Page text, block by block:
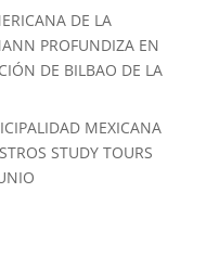
DE LA
PROFUNDIZA EN
DE BILBAO DE LA
MEXICANA
STUDY TOURS